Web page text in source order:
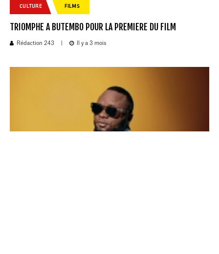
CULTURE FILMS
TRIOMPHE A BUTEMBO POUR LA PREMIERE DU FILM
Rédaction 243 Il y a 3 mois